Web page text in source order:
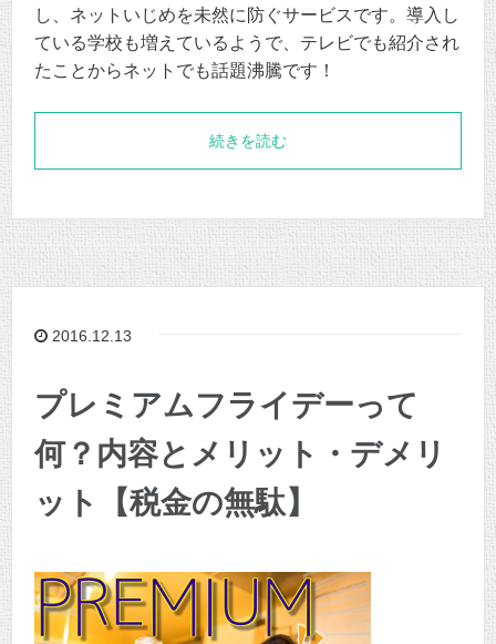
し、ネットいじめを未然に防ぐサービスです。導入し
ている学校も増えているようで、テレビでも紹介され
たことからネットでも話題沸騰です！
続きを読む
2016.12.13
プレミアムフライデーって
何？内容とメリット・デメリ
ット【税金の無駄】